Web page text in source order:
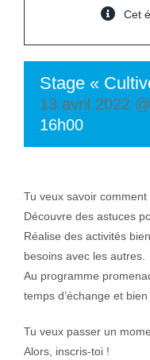
Cet
Stage «
13 avril 2022
16h00
Tu veux savoir
Découvre des astuces
Réalise des activités
besoins avec les autres.
Au programme
temps d’échange et
Tu veux passer un
Alors, inscris-toi !